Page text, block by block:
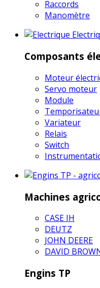
Raccords
Manomètre
Composants
Moteur
Servo moteur
Module
Variateur
Relais
Switch
Machines
CASE IH
DEUTZ
JOHN DEERE
DAVID
Engins TP